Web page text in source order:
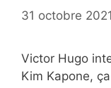
31 octobre 2021
Victor Hugo
Kim Kapone,